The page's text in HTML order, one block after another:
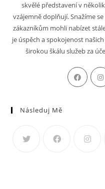
skvělé představení v
vzájemně doplňují. Snažíme
zákazníkům mohli nabízet
je úspěch a spokojenost
širokou škálu služeb za
Následuj Mě